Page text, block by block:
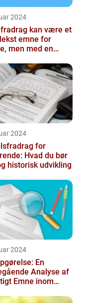
2024
kan være et
emne for
men med en
nemt og ...
2024
for
Hvad du bør
historisk udvikling
2024
En
Analyse af
Emne inom